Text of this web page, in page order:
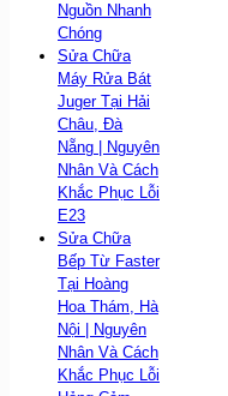
Nguồn Nhanh
Chóng
Sửa Chữa
Máy Rửa Bát
Juger Tại Hải
Châu, Đà
Nẵng | Nguyên
Nhân Và Cách
Khắc Phục Lỗi
E23
Sửa Chữa
Bếp Từ Faster
Tại Hoàng
Hoa Thám, Hà
Nội | Nguyên
Nhân Và Cách
Khắc Phục Lỗi